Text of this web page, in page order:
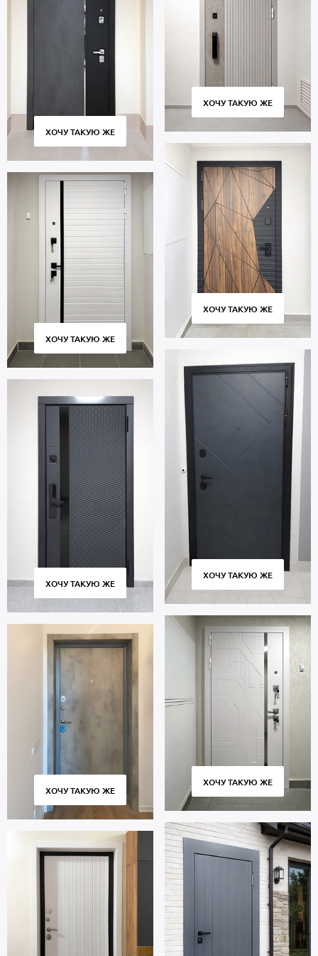
ХОЧУ ТАКУЮ ЖЕ
ХОЧУ ТАКУЮ ЖЕ
ХОЧУ ТАКУЮ ЖЕ
ХОЧУ ТАКУЮ ЖЕ
ХОЧУ ТАКУЮ ЖЕ
ХОЧУ ТАКУЮ ЖЕ
ХОЧУ ТАКУЮ ЖЕ
ХОЧУ ТАКУЮ ЖЕ